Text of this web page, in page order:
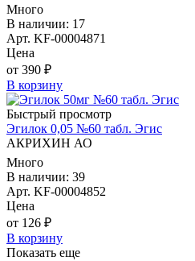
Много
В наличии: 17
Арт. KF-00004871
Цена
от 390 ₽
В корзину
Быстрый просмотр
Эгилок 0,05 №60 табл. Эгис
АКРИХИН АО
Много
В наличии: 39
Арт. KF-00004852
Цена
от 126 ₽
В корзину
Показать еще